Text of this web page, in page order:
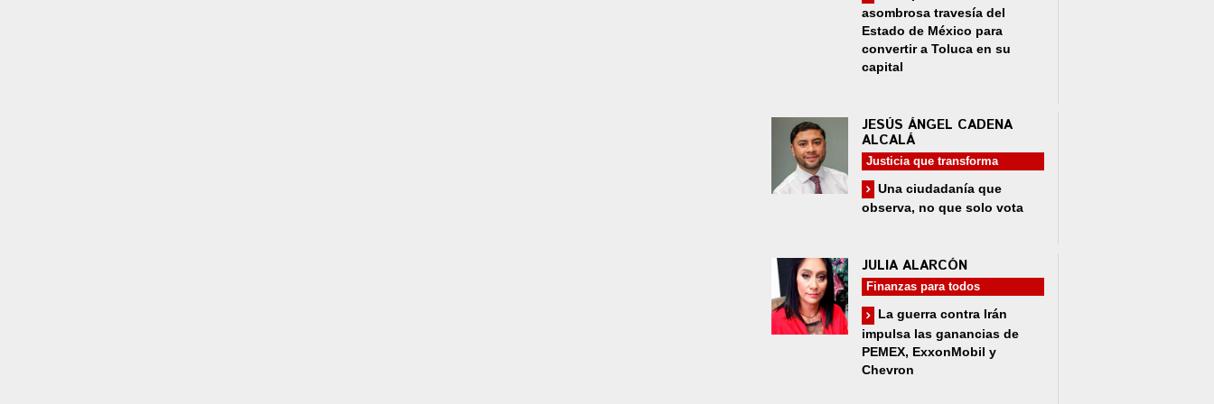
asombrosa travesía del
Estado de México para
convertir a Toluca en su
capital
JESÚS ÁNGEL CADENA
ALCALÁ
Justicia que transforma
Una ciudadanía que
observa, no que solo vota
JULIA ALARCÓN
Finanzas para todos
La guerra contra Irán
impulsa las ganancias de
PEMEX, ExxonMobil y
Chevron